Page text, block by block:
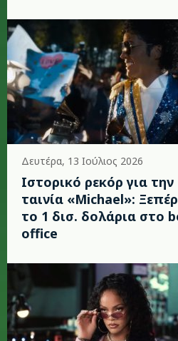
Δευτέρα, 13 Ιούλιος 2026
Ιστορικό ρεκόρ για την
ταινία «Michael»:
το 1 δισ. δολάρια στο
office